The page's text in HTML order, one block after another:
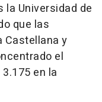
Universidad de
que las
Castellana y
el
en la